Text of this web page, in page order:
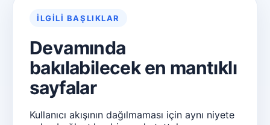
İLGILI BAŞLIKLAR
Devamında
bakılabilecek en mantıklı
sayfalar
Kullanıcı akışının dağılmaması için aynı niyete